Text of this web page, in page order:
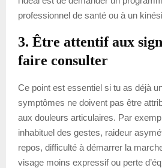
professionnel de santé ou à un
3. Être attentif aux
faire consulter
Ce point est essentiel si tu as déjà
symptômes ne doivent pas être
aux douleurs articulaires. Par
inhabituel des gestes, raideur
repos, difficulté à démarrer la
visage moins expressif ou perte